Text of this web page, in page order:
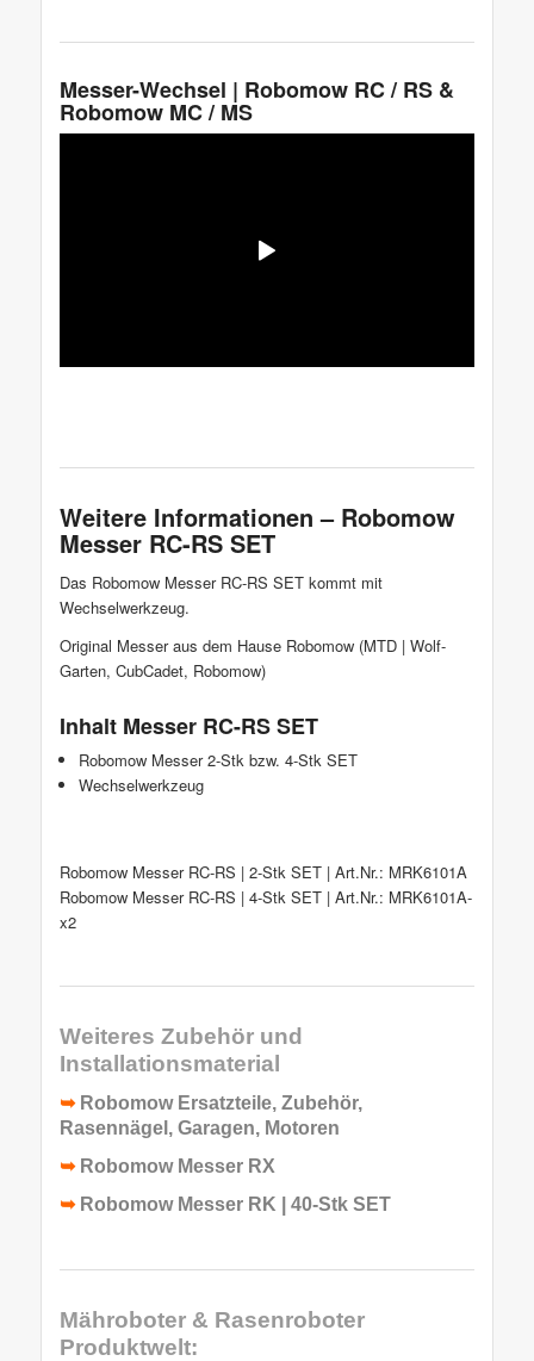
Messer-Wechsel | Robomow RC / RS &
Robomow MC / MS
Weitere Informationen – Robomow
Messer RC-RS SET
Das Robomow Messer RC-RS SET kommt mit
Wechselwerkzeug.
Original Messer aus dem Hause Robomow (MTD | Wolf-
Garten, CubCadet, Robomow)
Inhalt Messer RC-RS SET
Robomow Messer 2-Stk bzw. 4-Stk SET
Wechselwerkzeug
Robomow Messer RC-RS | 2-Stk SET | Art.Nr.: MRK6101A
Robomow Messer RC-RS | 4-Stk SET | Art.Nr.: MRK6101A-
x2
Weiteres Zubehör und
Installationsmaterial
➥ Robomow Ersatzteile, Zubehör,
Rasennägel, Garagen, Motoren
➥ Robomow Messer RX
➥ Robomow Messer RK | 40-Stk SET
Mähroboter & Rasenroboter
Produktwelt: